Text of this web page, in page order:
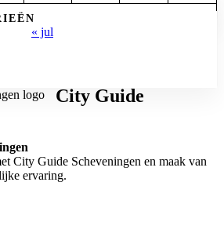
« jul
City Guide
City Guide Scheveningen en maak van
ervaring.